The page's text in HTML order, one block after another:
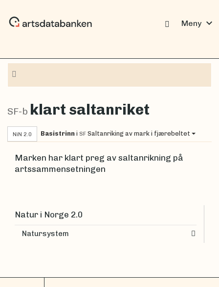
Meny expand_more
SF-b klart saltanriket
NiN 2.0 Basistrinn i SF Saltanriking av mark i fjærebeltet
Marken har klart preg av saltanrikning på
artssammensetningen
Natur i Norge 2.0
Natursystem